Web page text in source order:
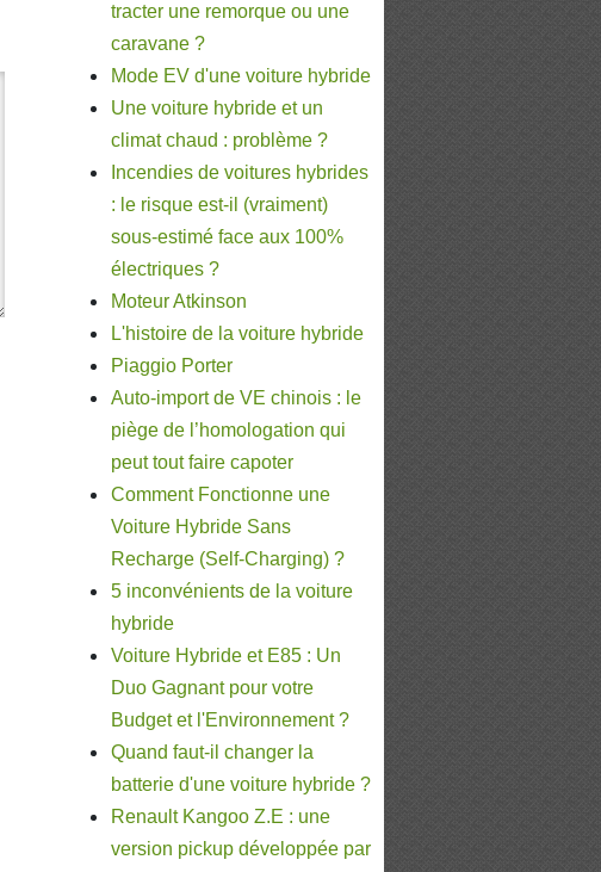
tracter une remorque ou une
caravane ?
Mode EV d'une voiture hybride
Une voiture hybride et un
climat chaud : problème ?
Incendies de voitures hybrides
: le risque est-il (vraiment)
sous-estimé face aux 100%
électriques ?
Moteur Atkinson
L'histoire de la voiture hybride
Piaggio Porter
Auto-import de VE chinois : le
piège de l’homologation qui
peut tout faire capoter
Comment Fonctionne une
Voiture Hybride Sans
Recharge (Self-Charging) ?
5 inconvénients de la voiture
hybride
Voiture Hybride et E85 : Un
Duo Gagnant pour votre
Budget et l'Environnement ?
Quand faut-il changer la
batterie d'une voiture hybride ?
Renault Kangoo Z.E : une
version pickup développée par